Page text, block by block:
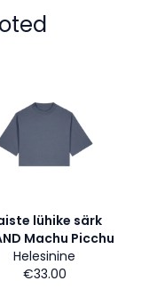
lühike särk
Machu Picchu
Helesinine
€33.00